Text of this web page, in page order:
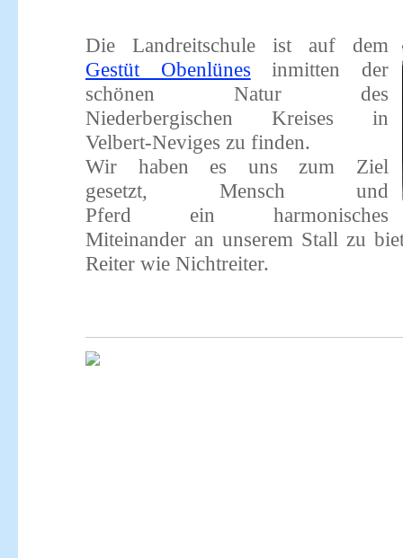
Die Landreitschule ist auf dem
Gestüt Obenlünes inmitten der
schönen Natur des
Niederbergischen Kreises in
Velbert-Neviges zu finden.
Wir haben es uns zum Ziel
gesetzt, Mensch und
Pferd ein harmonisches
Miteinander an unserem Stall zu
Reiter wie Nichtreiter.